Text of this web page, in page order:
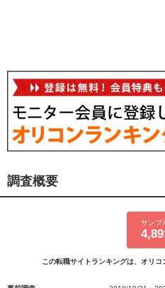
調査概要
サンプ
この転職サイトランキングは、オリコ